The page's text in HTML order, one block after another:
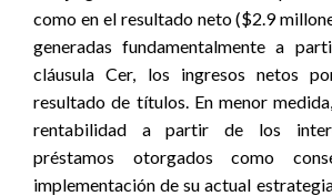
como en el resultado neto ($2.9
generadas fundamentalmente a
cláusula Cer, los ingresos netos
resultado de títulos. En menor
rentabilidad a partir de los
préstamos otorgados como
implementación de su actual